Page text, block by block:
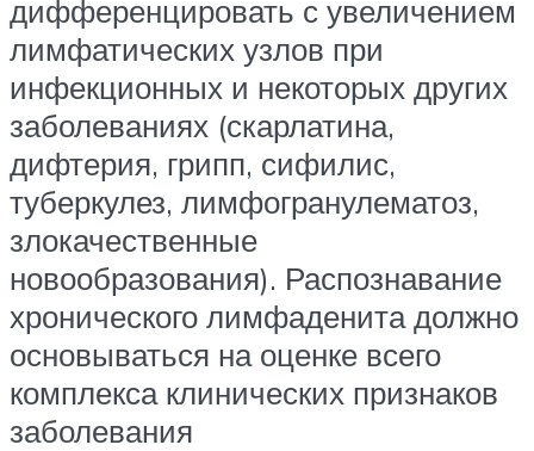
дифференцировать с увеличением
лимфатических узлов при
инфекционных и некоторых других
заболеваниях (скарлатина,
дифтерия, грипп, сифилис,
туберкулез, лимфогранулематоз,
злокачественные
новообразования). Распознавание
хронического лимфаденита должно
основываться на оценке всего
комплекса клинических признаков
заболевания